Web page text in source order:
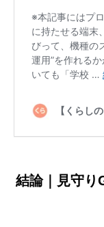
結論｜見守り